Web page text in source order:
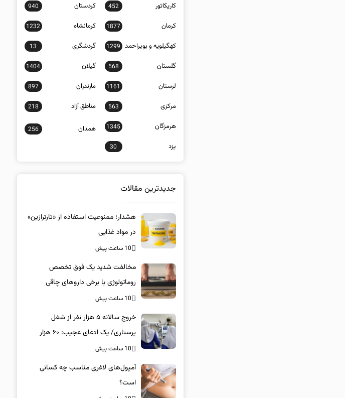
کاریکاتور 452 کردستان 940
کرمان 1877 کرمانشاه 1232
کهگیلویه و بویراحمد 1299 گردشگری 13
گلستان 568 گیلان 1404
لرستان 1161 مازندران 897
مرکزی 563 مناطق آزاد 218
هرمزگان 1345 همدان 256
یزد 30
جدیدترین مقالات
هشدار؛ ممنوعیت استفاده از «تارترازین»
در مواد غذایی
10 ساعت پیش
مخالفت شدید یک فوق تخصص
روماتولوژی با برخی داروهای چاقی
10 ساعت پیش
خروج سالانه ۵ هزار نفر از شغل
پرستاری/ یک ادعای عجیب: ۶۰ هزار
پرستار خانه‌نشین شدند؟
10 ساعت پیش
آمپول‌های لاغری مناسب چه کسانی
است؟